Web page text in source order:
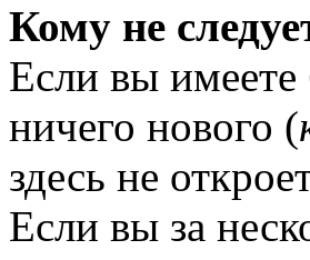
Кому не
Если вы имеете
ничего нового (
здесь не
Если вы за